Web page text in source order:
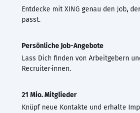
Entdecke mit XING genau den Job,
passt.
Persönliche Job-Angebote
Lass Dich finden von Arbeitgebern
Recruiter·innen.
21 Mio. Mitglieder
Knüpf neue Kontakte und erhalte